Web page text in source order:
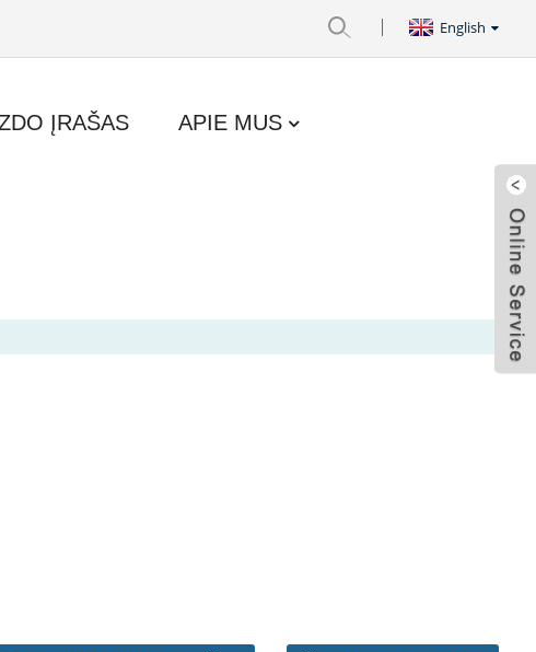
English
ĮRAŠAS APIE MUS